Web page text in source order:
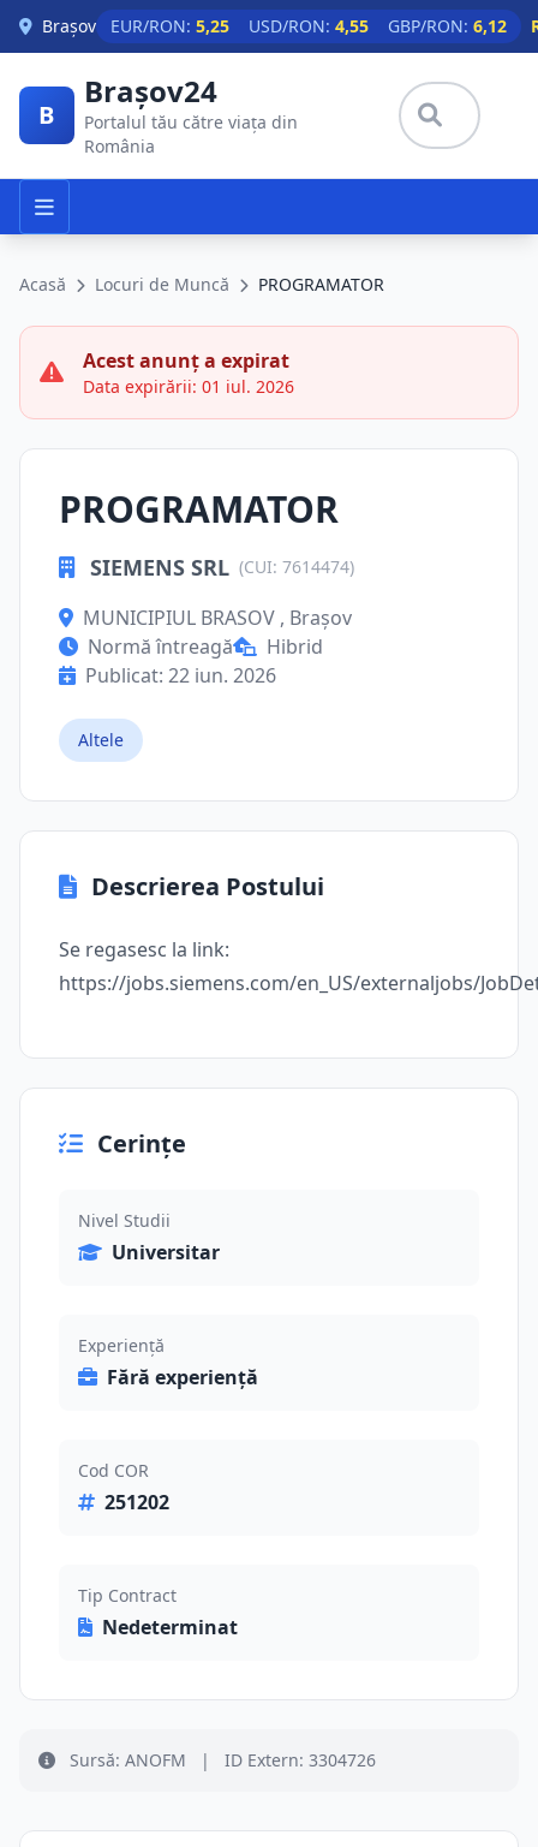
Skip to main content
Brașov EUR/RON: 5,25 USD/RON: 4,55 GBP/RON: 6,12
B
Brașov24
Portalul tău către viața din
România
Acasă Locuri de Muncă PROGRAMATOR
Acest anunț a expirat
Data expirării: 01 iul. 2026
PROGRAMATOR
SIEMENS SRL (CUI: 7614474)
MUNICIPIUL BRASOV , Brașov
Normă întreagă
Hibrid
Publicat: 22 iun. 2026
Altele
Descrierea Postului
Se regasesc la link:
https://jobs.siemens.com/en_US/externaljobs/
Cerințe
Nivel Studii
Universitar
Experiență
Fără experiență
Cod COR
251202
Tip Contract
Nedeterminat
Sursă: ANOFM | ID Extern: 3304726